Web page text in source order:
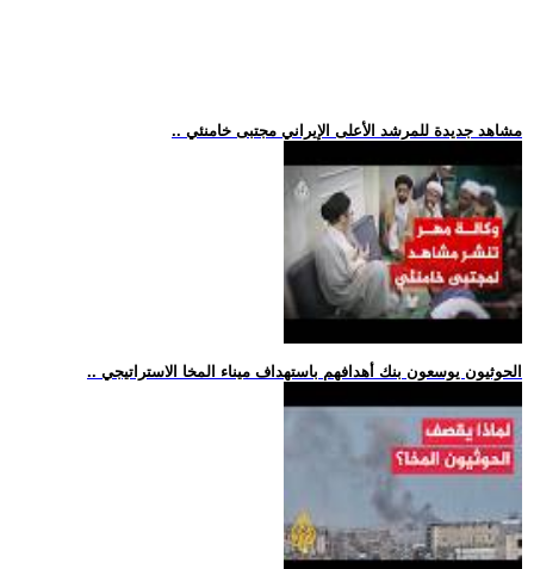
.. مشاهد جديدة للمرشد الأعلى الإيراني مجتبى خامنئي
.. الحوثيون يوسعون بنك أهدافهم باستهداف ميناء المخا الاستراتيجي